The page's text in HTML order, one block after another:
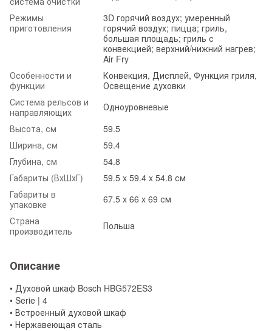
Режимы
приготовления
3D горячий воздух; умеренный
горячий воздух; пицца; гриль,
большая площадь; гриль с
конвекцией; верхний/нижний нагрев;
Air Fry
Особенности и
функции
Конвекция, Дисплей, Функция гриля,
Освещение духовки
Система рельсов и
направляющих
Одноуровневые
Высота, см
59.5
Ширина, см
59.4
Глубина, см
54.8
Габариты (ВхШхГ)
59.5 x 59.4 x 54.8 см
Габариты в
упаковке
67.5 x 66 x 69 см
Страна
производитель
Польша
Описание
• Духовой шкаф Bosch HBG572ES3
• Serie | 4
• Встроенный духовой шкаф
• Нержавеющая сталь